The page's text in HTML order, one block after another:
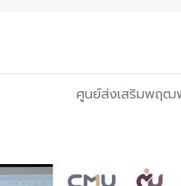
ศูนย์ส่งเสริมพฤฒ